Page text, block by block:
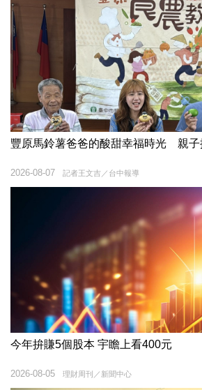
豐原馬鈴薯爸爸的酸甜幸福時光 親子
記者王文吉／台中報導
2026-08-07
今年拚賺5個股本 宇瞻上看400元
理財周刊／新聞中心
2026-08-05